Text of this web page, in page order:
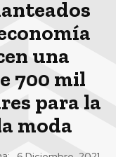
una
700 mil
para la
moda